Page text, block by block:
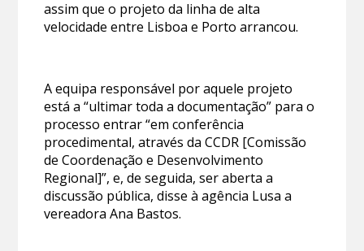
assim que o projeto da linha de alta
velocidade entre Lisboa e Porto arrancou.
A equipa responsável por aquele projeto
está a “ultimar toda a documentação” para o
processo entrar “em conferência
procedimental, através da CCDR [Comissão
de Coordenação e Desenvolvimento
Regional]”, e, de seguida, ser aberta a
discussão pública, disse à agência Lusa a
vereadora Ana Bastos.